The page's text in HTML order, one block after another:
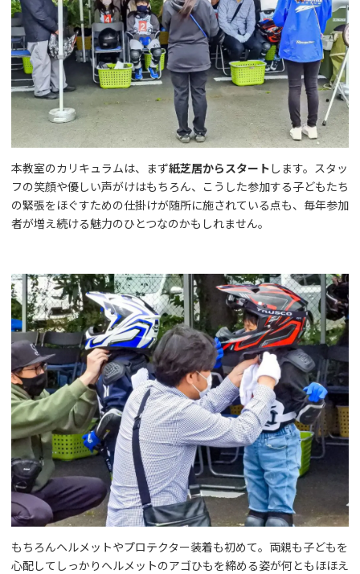
本教室のカリキュラムは、まず紙芝居からスタート します。スタッ
フの笑顔や優しい声がけはもちろん、こうした参加する子どもたち
の緊張をほぐすための仕掛けが随所に施されている点も、毎年参加
者が増え続ける魅力のひとつなのかもしれません。
もちろんヘルメットやプロテクター装着も初めて。両親も子どもを
心配してしっかりヘルメットのアゴひもを締める姿が何ともほほえ